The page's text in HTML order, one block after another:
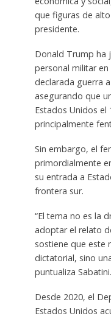
que figuras de
presidente.
Donald Trump ha
personal militar
declarada guerra
asegurando que
Estados Unidos el
principalmente
Sin embargo, el
primordialmente
su entrada a
frontera sur.
“El tema no es la
adoptar el relato
sostiene que este
dictatorial, sino
puntualiza Sabatini.
Desde 2020, el
Estados Unidos